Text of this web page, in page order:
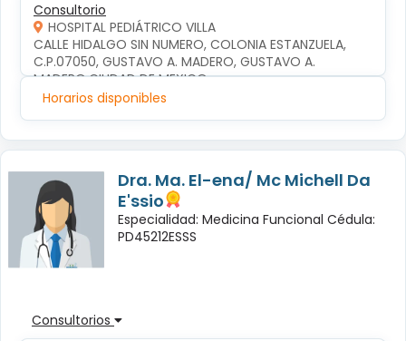
Consultorio
HOSPITAL PEDIÁTRICO VILLA
CALLE HIDALGO SIN NUMERO, COLONIA ESTANZUELA,
C.P.07050, GUSTAVO A. MADERO, GUSTAVO A.
MADERO,CIUDAD DE MEXICO
Horarios disponibles
Dra. Ma. El-ena/ Mc Michell Da
E'ssio
Especialidad: Medicina Funcional Cédula:
PD45212ESSS
Consultorios